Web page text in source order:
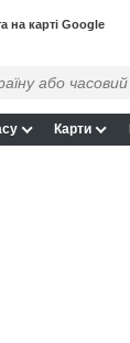
на карті Google
Карти